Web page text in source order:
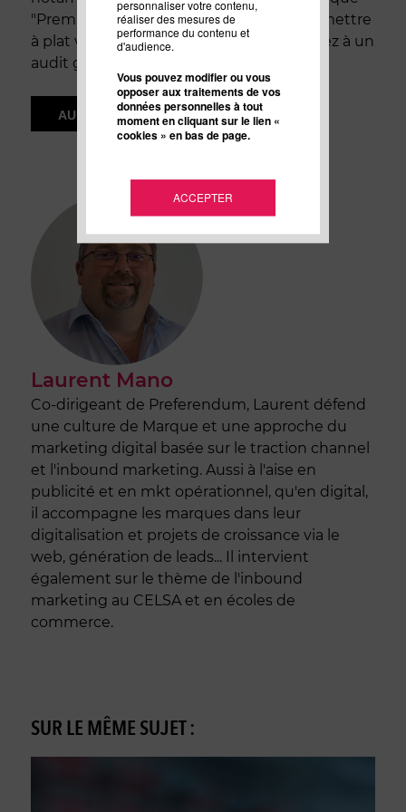
personnaliser votre contenu,
réaliser des mesures de
performance du contenu et
d'audience.
Vous pouvez modifier ou vous
opposer aux traitements de vos
données personnelles à tout
moment en cliquant sur le lien «
cookies » en bas de page.
ACCEPTER
"Premium". Et si l'envie vous tente de remettre
à plat votre stratégie de contenu, postulez à un
audit gratuit (1 chaque mois).
AUDIT GRATUIT
Laurent Mano
Co-dirigeant de Preferendum, Laurent défend
une culture de Marque et une approche du
marketing digital basée sur le traction channel
et l'inbound marketing. Aussi à l'aise en
publicité et en mkt opérationnel, qu'en digital,
il accompagne les marques dans leur
digitalisation et projets de croissance via le
web, génération de leads... Il intervient
également sur le thème de l'inbound
marketing au CELSA et en écoles de
commerce.
SUR LE MÊME SUJET :